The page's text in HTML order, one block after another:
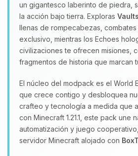
un gigantesco laberinto de piedra,
la acción bajo tierra. Exploras Vaults
llenas de rompecabezas,
exclusivo, mientras los Echoes
civilizaciones te ofrecen misiones,
fragmentos de historia que marcan
El núcleo del modpack es el World
que crece contigo y desbloquea
crafteo y tecnología a medida que
con Minecraft 1.21.1, este pack une
automatización y juego
servidor Minecraft alojado con